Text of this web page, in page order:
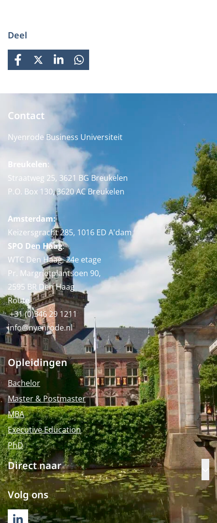
Deel
FACEBOOK
X LINKEDINWHATSAPP
Contact
Nyenrode Business Universiteit
Breukelen:
Straatweg 25, 3621 BG Breukelen
P.O. Box 130, 3620 AC Breukelen
Amsterdam:
Keizersgracht 285, 1016 ED A'dam
SPO Den Haag:
WTC Den Haag, 24e etage
Pr. Margrietplantsoen 90,
2595 BR Den Haag
Route
+31 (0)346 29 1211
info@nyenrode.nl
Opleidingen
Bachelor
Master & Postmaster
MBA
Executive Education
PhD
Direct naar
Volg ons